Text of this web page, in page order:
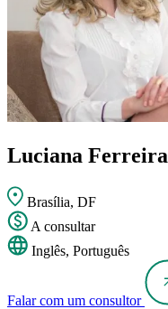
Luciana Ferreira
Brasília, DF
A consultar
Inglês, Português
Falar com um consultor